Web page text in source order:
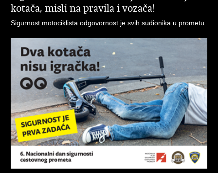
kotača, misli na pravila i vozača!
Sigurnost motociklista odgovornost je svih sudionika u prometu